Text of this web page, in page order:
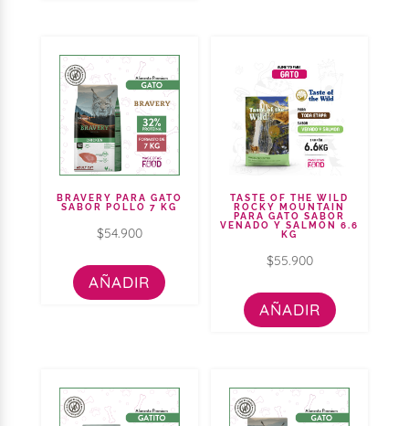
BRAVERY PARA GATO
SABOR POLLO 7 KG
$54.900
AÑADIR
TASTE OF THE WILD
ROCKY MOUNTAIN
PARA GATO SABOR
VENADO Y SALMÓN 6.6
KG
$55.900
AÑADIR